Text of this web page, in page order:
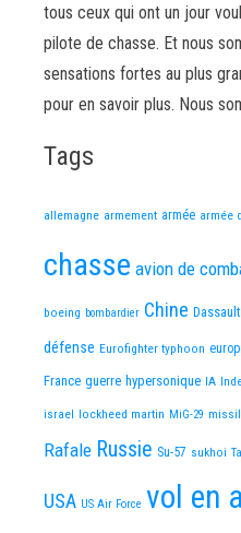
tous ceux qui ont un jour
pilote de chasse. Et nous
sensations fortes au plus
pour en savoir plus. Nous
Tags
allemagne armement armée armée
chasse avion de
boeing bombardier Chine Dassault
défense Eurofighter typhoon
France guerre hypersonique IA
israel lockheed martin MiG-29
Rafale Russie Su-57 sukhoi
USA US Air Force vol en